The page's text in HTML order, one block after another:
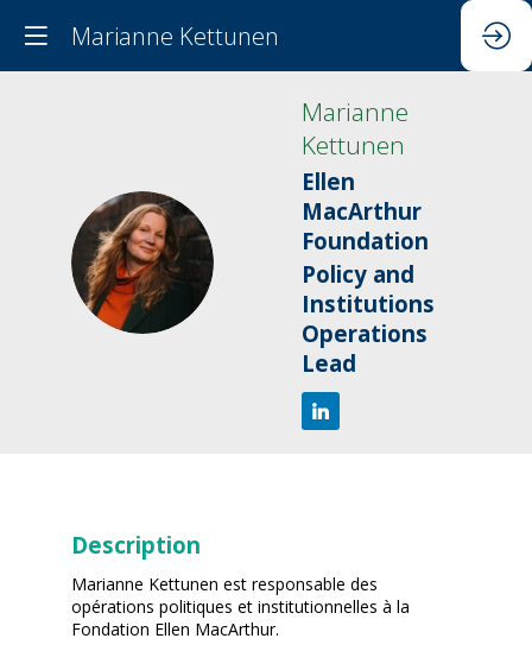
Marianne Kettunen
MK
Marianne
Kettunen
Ellen
MacArthur
Foundation
Policy and
Institutions
Operations
Lead
Description
Marianne Kettunen est responsable des
opérations politiques et institutionnelles à la
Fondation Ellen MacArthur.